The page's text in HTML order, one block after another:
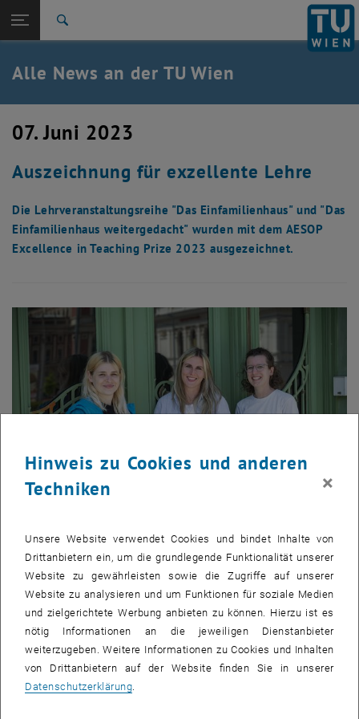
TU Login
Quicklinks
Quicklinks-Menü umschalten
Studium
Karriere
Zurück: Subseiten von TU Wien Startseite auflisten
Zurück zur letzten Ebene:
TU Wien Startseite
Übersicht
Alle News an der TU Wien
07. Juni 2023
Auszeichnung für exzellente Lehre
Die Lehrveranstaltungsreihe "Das Einfamilienhaus" und "Das
Einfamilienhaus weitergedacht" wurden mit dem AESOP
Excellence in Teaching Prize 2023 ausgezeichnet.
Bild
© Christoph Kleinsasser
Seit 2021 haltenBarbara Steinbrunner , öffnet eine externe URL in
vom Forschungsbereich
Bodenpolitik und Bodenmanagement,
Isabel Stumfol, öffnet eine
(Center
ländlicher Raum) undLena Schartmüller , öffnet eine externe URL in
(Forschungsbereich
Städtebau und Entwerfen) regelmäßig die beiden
Lehrveranstaltungen "Das Einfamilienhaus" und "Das
Hinweis zu Cookies und anderen
Techniken
×
Unsere Website verwendet Cookies und bindet Inhalte von
Drittanbietern ein, um die grundlegende Funktionalität unserer
Website zu gewährleisten sowie die Zugriffe auf unserer
Website zu analysieren und um Funktionen für soziale Medien
und zielgerichtete Werbung anbieten zu können. Hierzu ist es
nötig Informationen an die jeweiligen Dienstanbieter
weiterzugeben. Weitere Informationen zu Cookies und Inhalten
von Drittanbietern auf der Website finden Sie in unserer
Datenschutzerklärung.